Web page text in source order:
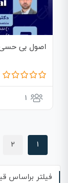
اصول بی حسی
1
1
2
فیلتر براساس